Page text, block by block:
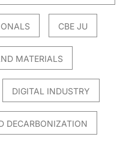
CBE JU
MATERIALS
DIGITAL INDUSTRY
DECARBONIZATION